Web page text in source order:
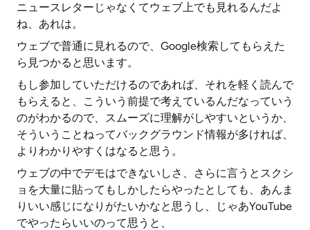
ニュースレターじゃなくてウェブ上でも見れるんだよ
ね、あれは。
ウェブで普通に見れるので、Google検索してもらえた
ら見つかると思います。
もし参加していただけるのであれば、それを軽く読んで
もらえると、こういう前提で考えているんだなっていう
のがわかるので、スムーズに理解がしやすいというか、
そういうことねってバックグラウンド情報が多ければ、
よりわかりやすくはなると思う。
ウェブの中でデモはできないしさ、さらに言うとスクシ
ョを大量に貼ってもしかしたらやったとしても、あんま
りいい感じになりがたいかなと思うし、じゃあYouTube
でやったらいいのって思うと、